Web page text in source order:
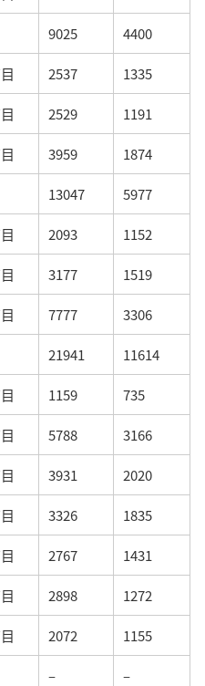
9025 4400
2537 1335
2529 1191
3959 1874
13047 5977
2093 1152
3177 1519
7777 3306
21941 11614
1159 735
5788 3166
3931 2020
3326 1835
2767 1431
2898 1272
2072 1155
– –